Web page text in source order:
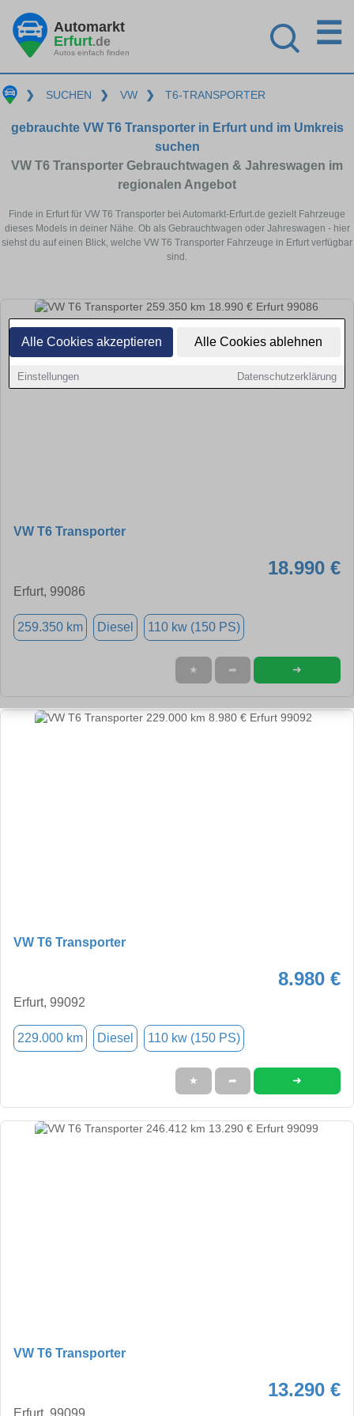
Alle Cookies akzeptieren Alle Cookies ablehnen
Einstellungen Datenschutzerklärung
Automarkt
Erfurt.de
Autos einfach finden
☰
❯ SUCHEN ❯ VW ❯ T6-TRANSPORTER
gebrauchte VW T6 Transporter in Erfurt und im Umkreis
suchen
VW T6 Transporter Gebrauchtwagen & Jahreswagen im
regionalen Angebot
Finde in Erfurt für VW T6 Transporter bei Automarkt-Erfurt.de gezielt Fahrzeuge
dieses Models in deiner Nähe. Ob als Gebrauchtwagen oder Jahreswagen - hier
siehst du auf einen Blick, welche VW T6 Transporter Fahrzeuge in Erfurt verfügbar
sind.
VW T6 Transporter
18.990 €
Erfurt, 99086
259.350 km Diesel 110 kw (150 PS)
★ ➦ ➜
VW T6 Transporter
8.980 €
Erfurt, 99092
229.000 km Diesel 110 kw (150 PS)
★ ➦ ➜
VW T6 Transporter
13.290 €
Erfurt, 99099